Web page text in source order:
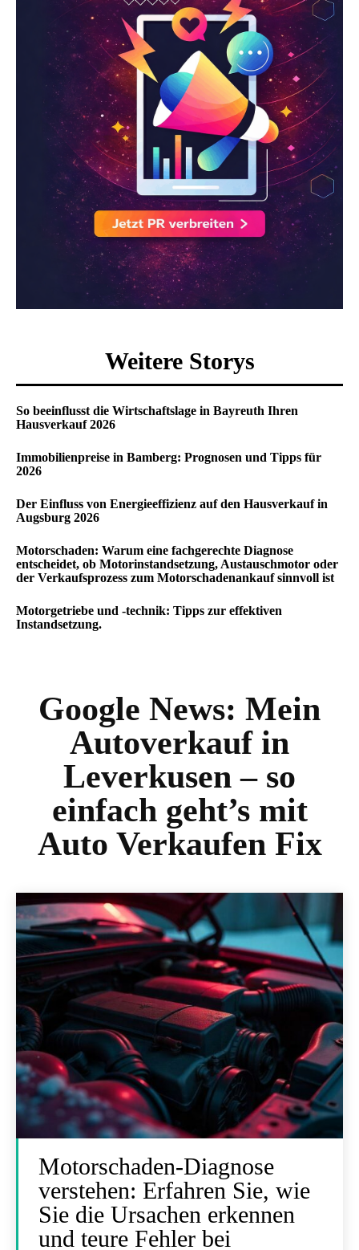
Weitere Storys
So beeinflusst die Wirtschaftslage in Bayreuth Ihren
Hausverkauf 2026
Immobilienpreise in Bamberg: Prognosen und Tipps für
2026
Der Einfluss von Energieeffizienz auf den Hausverkauf in
Augsburg 2026
Motorschaden: Warum eine fachgerechte Diagnose
entscheidet, ob Motorinstandsetzung, Austauschmotor oder
der Verkaufsprozess zum Motorschadenankauf sinnvoll ist
Motorgetriebe und -technik: Tipps zur effektiven
Instandsetzung.
Google News: Mein
Autoverkauf in
Leverkusen – so
einfach geht’s mit
Auto Verkaufen Fix
Motorschaden-Diagnose
verstehen: Erfahren Sie, wie
Sie die Ursachen erkennen
und teure Fehler bei